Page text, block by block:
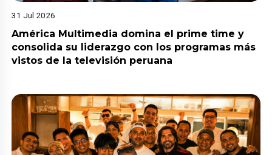
31 Jul 2026
América Multimedia domina el prime time y
consolida su liderazgo con los programas más
vistos de la televisión peruana